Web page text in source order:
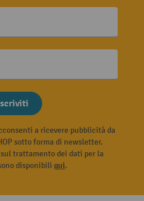
a ricevere pubblicità da
sotto forma di newsletter.
trattamento dei dati per la
disponibili qui.